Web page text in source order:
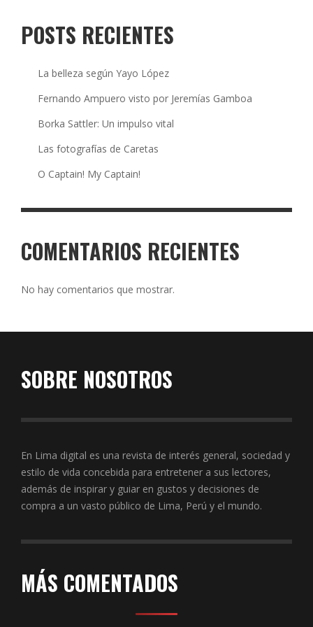
POSTS RECIENTES
La belleza según Yayo López
Fernando Ampuero visto por Jeremías Gamboa
Borka Sattler: Un impulso vital
Las fotografías de Caretas
O Captain! My Captain!
COMENTARIOS RECIENTES
No hay comentarios que mostrar.
SOBRE NOSOTROS
En Lima digital es una revista de interés general, sociedad y
estilo de vida concebida para entretener a sus lectores,
además de inspirar y guiar en gustos y decisiones de
compra a un vasto público de Lima, Perú y el mundo.
MÁS COMENTADOS